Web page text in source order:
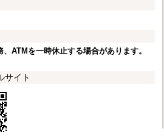
ATMを一時休止する場合があります。
サイト